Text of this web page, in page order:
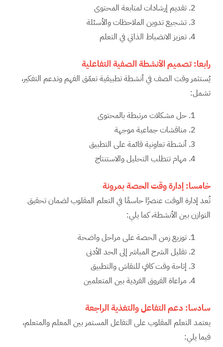
تقديم إرشادات لمتابعة المحتوى
تشجيع تدوين الملاحظات والأسئلة
تعزيز الانضباط الذاتي في التعلم
رابعا:تصميم الأنشطة الصفية التفاعلية
يُستثمر وقت الصف في أنشطة تطبيقية تعمّق الفهم وتدعم التفكير،
تشمل:
حل مشكلات مرتبطة بالمحتوى
مناقشات جماعية موجهة
أنشطة تعاونية قائمة على التطبيق
مهام تتطلب التحليل والاستنتاج
خامسا: إدارة وقت الحصة بمرونة
تُعد إدارة الوقت عنصرًا حاسمًا في التعلم المقلوب لضمان تحقيق
التوازن بين الأنشطة، كما يلي:
توزيع زمن الحصة على مراحل واضحة
تقليل الشرح المباشر إلى الحد الأدنى
إتاحة وقت كافٍ للنقاش والتطبيق
مراعاة الفروق الفردية بين المتعلمين
سادسا: دعم التفاعل والتغذية الراجعة
يعتمد التعلم المقلوب على التفاعل المستمر بين المعلم والمتعلم،
فيما يلي: